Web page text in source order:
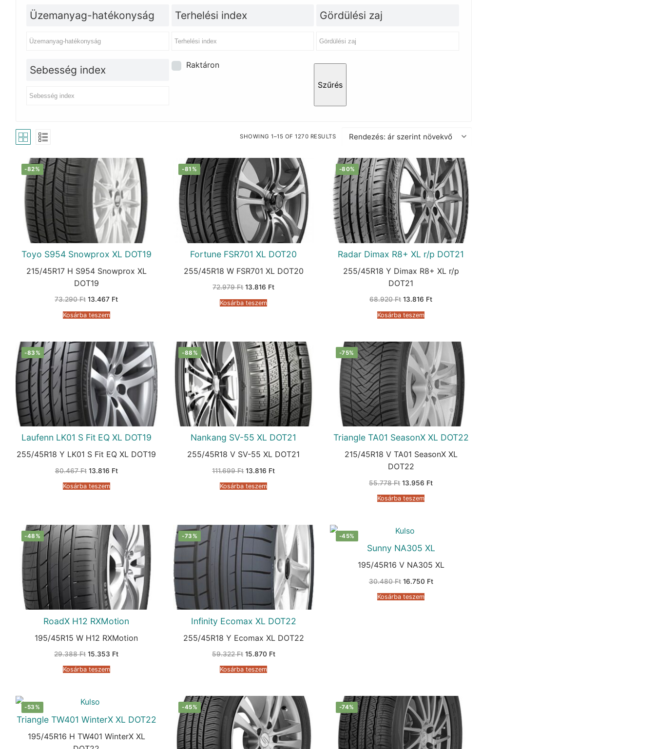
Üzemanyag-hatékonyság Terhelési index Gördülési zaj
Sebesség index Raktáron
Szűrés
SHOWING 1–15 OF 1270 RESULTS
SORTED
LOW
TO
HIGH
-82%
Toyo S954 Snowprox XL DOT19
215/45R17 H S954 Snowprox XL
DOT19
73.290Ft Original
was:
73.290 Ft.
13.467 FtCurrent
Kosárba teszem
-81%
Fortune FSR701 XL DOT20
255/45R18 W FSR701 XL DOT20
72.979Ft Original
was:
72.979 Ft.
13.816 FtCurrent
Kosárba teszem
-80%
Radar Dimax R8+ XL r/p DOT21
255/45R18 Y Dimax R8+ XL r/p
DOT21
68.920Ft Original
was:
68.920 Ft.
13.816 FtCurrent
Kosárba teszem
-83%
Laufenn LK01 S Fit EQ XL DOT19
255/45R18 Y LK01 S Fit EQ XL DOT19
80.467Ft Original
was:
80.467 Ft.
13.816 FtCurrent
Kosárba teszem
-88%
Nankang SV-55 XL DOT21
255/45R18 V SV-55 XL DOT21
111.699Ft Original
was:
111.699 Ft.
13.816 FtCurrent
Kosárba teszem
-75%
Triangle TA01 SeasonX XL DOT22
215/45R18 V TA01 SeasonX XL
DOT22
55.778Ft Original
was:
55.778 Ft.
13.956 FtCurrent
Kosárba teszem
-48%
RoadX H12 RXMotion
195/45R15 W H12 RXMotion
29.388Ft Original
was:
29.388 Ft.
15.353 FtCurrent
Kosárba teszem
-73%
Infinity Ecomax XL DOT22
255/45R18 Y Ecomax XL DOT22
59.322Ft Original
was:
59.322 Ft.
15.870 FtCurrent
Kosárba teszem
-45%
Sunny NA305 XL
195/45R16 V NA305 XL
30.480Ft Original
was:
30.480 Ft.
16.750 FtCurrent
Kosárba teszem
-53%
Triangle TW401 WinterX XL DOT22
195/45R16 H TW401 WinterX XL
-45% -74%